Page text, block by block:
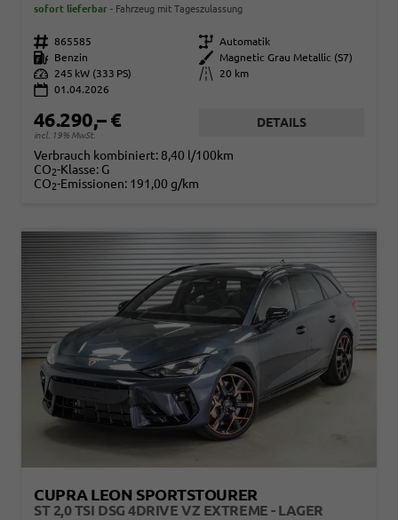
sofort lieferbar Fahrzeug mit Tageszulassung
Fahrzeugnr. 865585 Getriebe
Automatik
Kraftstoff
Benzin Außenfarbe
Magnetic Grau Metallic (S7)
Leistung
245 kW (333 PS) Kilometerstand
20 km
01.04.2026
46.290,– €
incl. 19% MwSt.
DETAILS
Verbrauch kombiniert: 8,40 l/100km
CO2-Klasse: G
CO2-Emissionen: 191,00 g/km
CUPRA LEON SPORTSTOURER
ST 2,0 TSI DSG 4DRIVE VZ EXTREME - LAGER